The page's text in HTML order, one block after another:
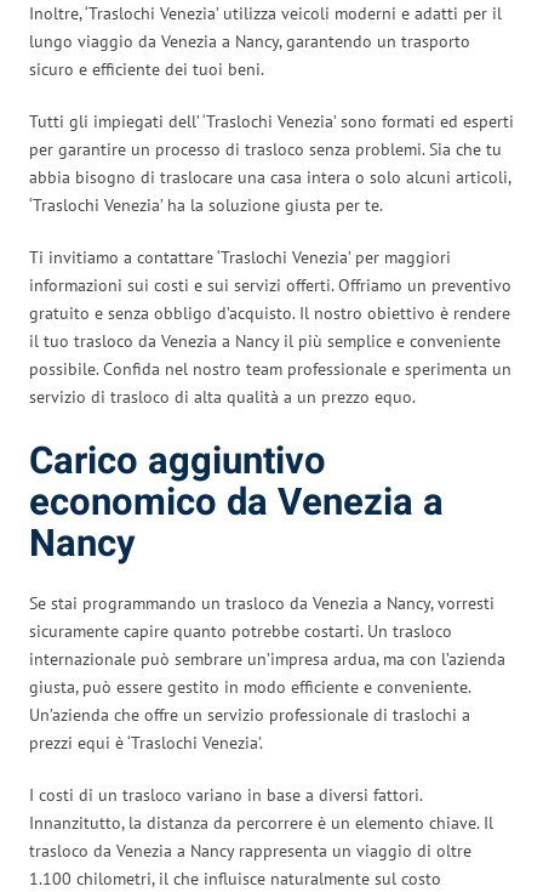
Inoltre, ‘Traslochi Venezia’ utilizza veicoli moderni e adatti per il
lungo viaggio da Venezia a Nancy, garantendo un trasporto
sicuro e efficiente dei tuoi beni.
Tutti gli impiegati dell’ ‘Traslochi Venezia’ sono formati ed esperti
per garantire un processo di trasloco senza problemi. Sia che tu
abbia bisogno di traslocare una casa intera o solo alcuni articoli,
‘Traslochi Venezia’ ha la soluzione giusta per te.
Ti invitiamo a contattare ‘Traslochi Venezia’ per maggiori
informazioni sui costi e sui servizi offerti. Offriamo un preventivo
gratuito e senza obbligo d’acquisto. Il nostro obiettivo è rendere
il tuo trasloco da Venezia a Nancy il più semplice e conveniente
possibile. Confida nel nostro team professionale e sperimenta un
servizio di trasloco di alta qualità a un prezzo equo.
Carico aggiuntivo
economico da Venezia a
Nancy
Se stai programmando un trasloco da Venezia a Nancy, vorresti
sicuramente capire quanto potrebbe costarti. Un trasloco
internazionale può sembrare un’impresa ardua, ma con l’azienda
giusta, può essere gestito in modo efficiente e conveniente.
Un’azienda che offre un servizio professionale di traslochi a
prezzi equi è ‘Traslochi Venezia’.
I costi di un trasloco variano in base a diversi fattori.
Innanzitutto, la distanza da percorrere è un elemento chiave. Il
trasloco da Venezia a Nancy rappresenta un viaggio di oltre
1.100 chilometri, il che influisce naturalmente sul costo